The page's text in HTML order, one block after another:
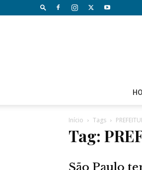
Início Tags
Tag:
São Paulo